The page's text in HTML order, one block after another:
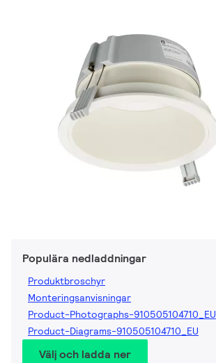
Populära nedladdningar
Produktbroschyr
Monteringsanvisningar
Product-Photographs-910505104710_EU
Product-Diagrams-910505104710_EU
Välj och ladda ner